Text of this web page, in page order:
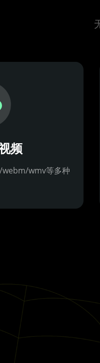
频
wmv等多种